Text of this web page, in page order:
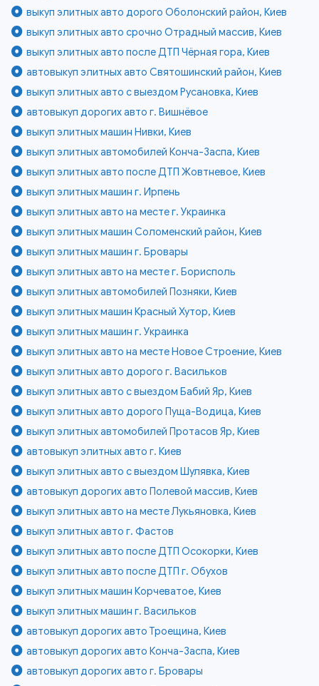
выкуп элитных авто дорого Оболонский район, Киев
выкуп элитных авто срочно Отрадный массив, Киев
выкуп элитных авто после ДТП Чёрная гора, Киев
автовыкуп элитных авто Святошинский район, Киев
выкуп элитных авто с выездом Русановка, Киев
автовыкуп дорогих авто г. Вишнёвое
выкуп элитных машин Нивки, Киев
выкуп элитных автомобилей Конча-Заспа, Киев
выкуп элитных авто после ДТП Жовтневое, Киев
выкуп элитных машин г. Ирпень
выкуп элитных авто на месте г. Украинка
выкуп элитных машин Соломенский район, Киев
выкуп элитных машин г. Бровары
выкуп элитных авто на месте г. Борисполь
выкуп элитных автомобилей Позняки, Киев
выкуп элитных машин Красный Хутор, Киев
выкуп элитных машин г. Украинка
выкуп элитных авто на месте Новое Строение, Киев
выкуп элитных авто дорого г. Васильков
выкуп элитных авто с выездом Бабий Яр, Киев
выкуп элитных авто дорого Пуща-Водица, Киев
выкуп элитных автомобилей Протасов Яр, Киев
автовыкуп элитных авто г. Киев
выкуп элитных авто с выездом Шулявка, Киев
автовыкуп дорогих авто Полевой массив, Киев
выкуп элитных авто на месте Лукьяновка, Киев
выкуп элитных авто г. Фастов
выкуп элитных авто после ДТП Осокорки, Киев
выкуп элитных авто после ДТП г. Обухов
выкуп элитных машин Корчеватое, Киев
выкуп элитных машин г. Васильков
автовыкуп дорогих авто Троещина, Киев
автовыкуп дорогих авто Конча-Заспа, Киев
автовыкуп дорогих авто г. Бровары